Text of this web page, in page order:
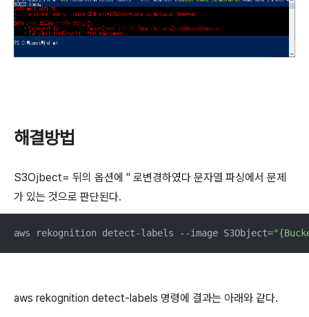
해결방법
S3Ojbect= 뒤의 옵션에 " 로변경하였다 문자열 파싱에서 문제
가 있는 것으로 판단된다.
aws rekognition detect-labels --image S3Object=
aws rekognition detect-labels 명령에 결과는 아래와 같다.